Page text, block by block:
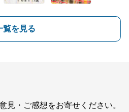
覧を見る
見・ご感想をお寄せください。